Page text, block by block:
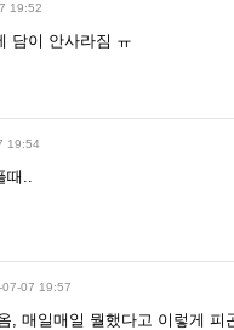
19:52
담이 안사라짐 ㅠ
19:54
때..
07-07 19:57
, 매일매일 뭘했다고 이렇게 피